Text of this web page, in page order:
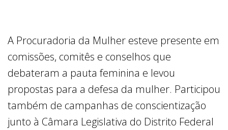
A Procuradoria da Mulher esteve presente em
comissões, comitês e conselhos que
debateram a pauta feminina e levou
propostas para a defesa da mulher. Participou
também de campanhas de conscientização
junto à Câmara Legislativa do Distrito Federal